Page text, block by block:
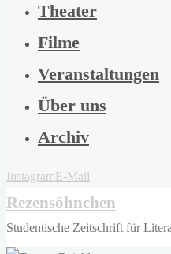
Theater
Filme
Veranstaltungen
Über uns
Archiv
InstagramE-Mail
Rezensöhnchen
Studentische Zeitschrift für